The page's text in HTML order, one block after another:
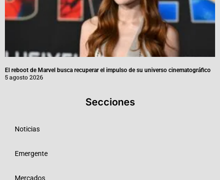
El reboot de Marvel busca recuperar el impulso de su universo cinematográfico
5 agosto 2026
Secciones
Noticias
Emergente
Mercados